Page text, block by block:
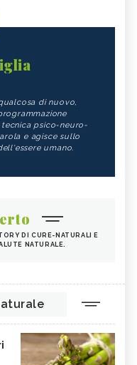
di nuovo,
psico-neuro-
e agisce sullo
umano.
DI CURE-NATURALI E
NATURALE.